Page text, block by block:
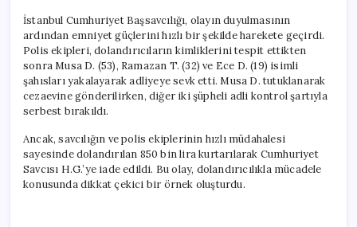
İstanbul Cumhuriyet Başsavcılığı, olayın duyulmasının
ardından emniyet güçlerini hızlı bir şekilde harekete geçirdi.
Polis ekipleri, dolandırıcıların kimliklerini tespit ettikten
sonra Musa D. (53), Ramazan T. (32) ve Ece D. (19) isimli
şahısları yakalayarak adliyeye sevk etti. Musa D. tutuklanarak
cezaevine gönderilirken, diğer iki şüpheli adli kontrol şartıyla
serbest bırakıldı.
Ancak, savcılığın ve polis ekiplerinin hızlı müdahalesi
sayesinde dolandırılan 850 bin lira kurtarılarak Cumhuriyet
Savcısı H.G.’ye iade edildi. Bu olay, dolandırıcılıkla mücadele
konusunda dikkat çekici bir örnek oluşturdu.